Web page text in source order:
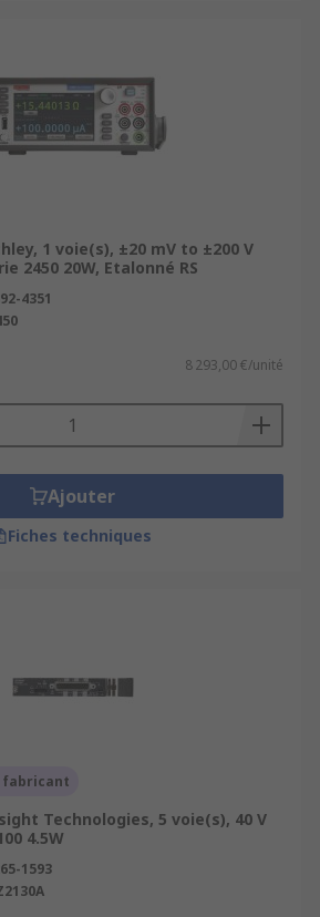
1 voie(s), ±20 mV to ±200 V
2450 20W, Etalonné RS
4351
8 293,00 €/unité
Ajouter
Fiches techniques
fabricant
Technologies, 5 voie(s), 40 V
4.5W
1593